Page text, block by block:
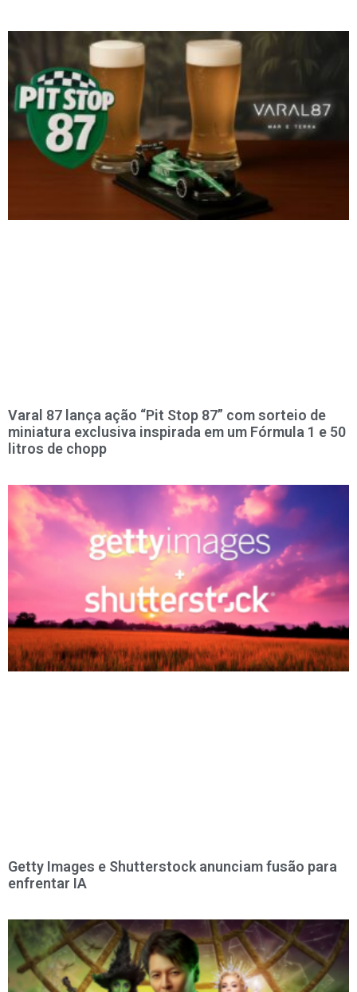
Varal 87 lança ação “Pit Stop 87” com sorteio de
miniatura exclusiva inspirada em um Fórmula 1 e 50
litros de chopp
Getty Images e Shutterstock anunciam fusão para
enfrentar IA